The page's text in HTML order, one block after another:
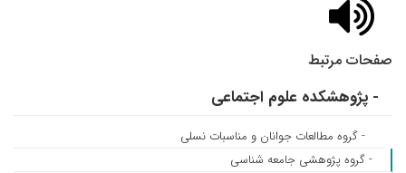
صفحات مرتبط
- پژوهشکده علوم اجتماعی
- گروه مطالعات جوانان و مناسبات نسلی
- گروه پژوهشی جامعه شناسی